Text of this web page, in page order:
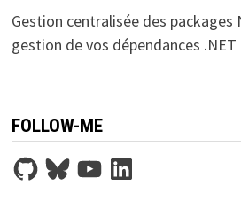
Gestion centralisée des packages
gestion de vos dépendances .NET
FOLLOW-ME
GitHubBlueskyYouTubeLinkedIn